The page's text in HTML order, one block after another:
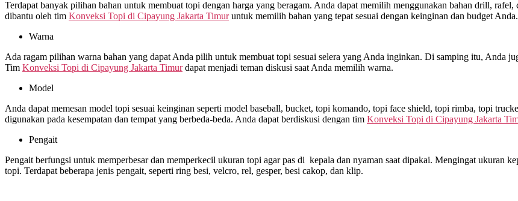
Terdapat banyak pilihan bahan untuk membuat topi dengan harga yang beragam. Anda dapat memilih menggunakan bahan drill,
dibantu oleh tim Konveksi Topi di Cipayung Jakarta Timuruntuk memilih bahan yang tepat sesuai dengan keinginan dan budget Anda.
Warna
Ada ragam pilihan warna bahan yang dapat Anda pilih untuk membuat topi sesuai selera yang Anda inginkan. Di samping itu, Anda
Tim Konveksi Topi di Cipayung Jakarta Timurdapat menjadi teman diskusi saat Anda memilih warna.
Model
Anda dapat memesan model topi sesuai keinginan seperti model baseball, bucket, topi komando, topi face shield, topi rimba, topi
digunakan pada kesempatan dan tempat yang berbeda-beda. Anda dapat berdiskusi dengan tim Konveksi Topi di Cipayung Jakarta
Pengait
Pengait berfungsi untuk memperbesar dan memperkecil ukuran topi agar pas di kepala dan nyaman saat dipakai. Mengingat ukuran
topi. Terdapat beberapa jenis pengait, seperti ring besi, velcro, rel, gesper, besi cakop, dan klip.